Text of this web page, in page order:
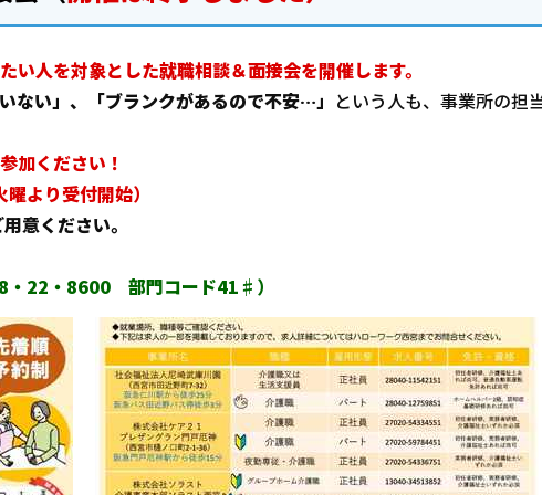
人を対象とした就職相談＆面接会を開催します。
ない」、「ブランクがあるので不安…」 という人も、事業所の担
加ください！
より受付開始）
意ください。
・22・8600 部門コード41♯）